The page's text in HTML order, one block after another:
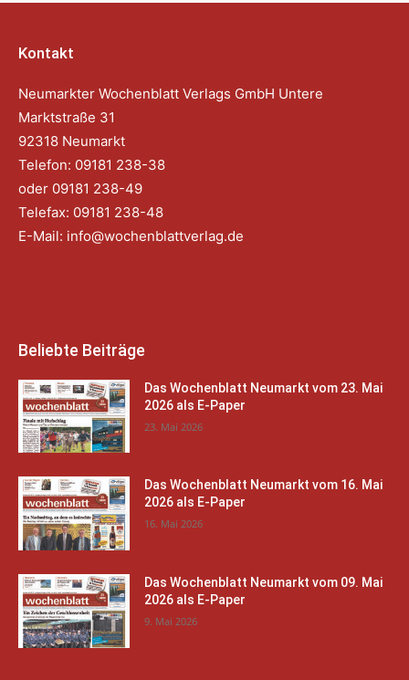
Kontakt
Neumarkter Wochenblatt Verlags GmbH Untere
Marktstraße 31
92318 Neumarkt
Telefon: 09181 238-38
oder 09181 238-49
Telefax: 09181 238-48
E-Mail: info@wochenblattverlag.de
Beliebte Beiträge
Das Wochenblatt Neumarkt vom 23. Mai
2026 als E-Paper
23. Mai 2026
Das Wochenblatt Neumarkt vom 16. Mai
2026 als E-Paper
16. Mai 2026
Das Wochenblatt Neumarkt vom 09. Mai
2026 als E-Paper
9. Mai 2026